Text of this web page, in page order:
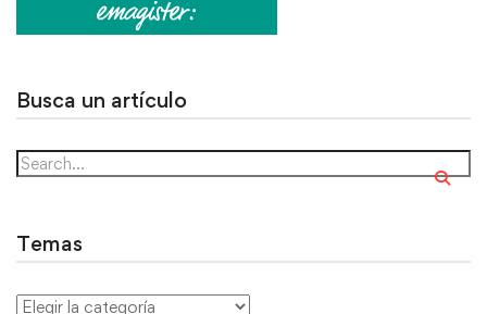
Busca un artículo
Temas